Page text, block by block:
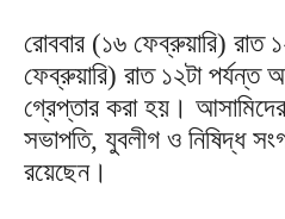
রোববার (১৬ ফেব্রুয়ারি) রাত
ফেব্রুয়ারি) রাত ১২টা পর্যন্ত
গ্রেপ্তার করা হয়।
সভাপতি, যুবলীগ ও নিষিদ্ধ
রয়েছেন।